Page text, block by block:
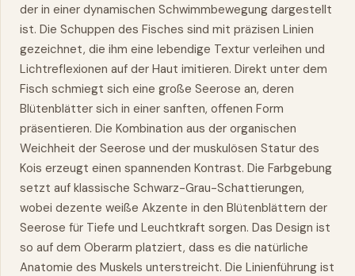
der in einer dynamischen Schwimmbewegung dargestellt
ist. Die Schuppen des Fisches sind mit präzisen Linien
gezeichnet, die ihm eine lebendige Textur verleihen und
Lichtreflexionen auf der Haut imitieren. Direkt unter dem
Fisch schmiegt sich eine große Seerose an, deren
Blütenblätter sich in einer sanften, offenen Form
präsentieren. Die Kombination aus der organischen
Weichheit der Seerose und der muskulösen Statur des
Kois erzeugt einen spannenden Kontrast. Die Farbgebung
setzt auf klassische Schwarz-Grau-Schattierungen,
wobei dezente weiße Akzente in den Blütenblättern der
Seerose für Tiefe und Leuchtkraft sorgen. Das Design ist
so auf dem Oberarm platziert, dass es die natürliche
Anatomie des Muskels unterstreicht. Die Linienführung ist